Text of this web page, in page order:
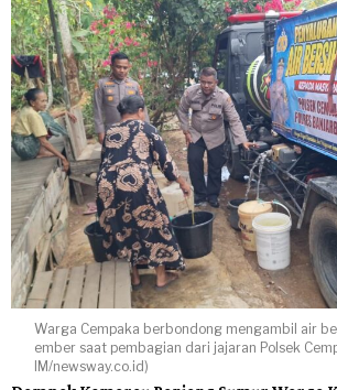
Warga Cempaka berbondong mengambil air
ember saat pembagian dari jajaran Polsek
IM/newsway.co.id)